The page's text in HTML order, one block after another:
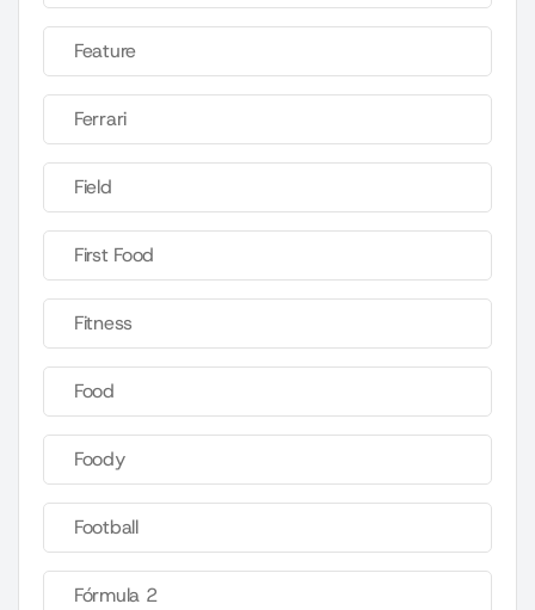
Feature
Ferrari
Field
First Food
Fitness
Food
Foody
Football
Fórmula 2